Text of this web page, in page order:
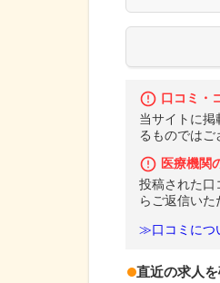
口コミ・
当サイトに掲
るものではご
医療機関
投稿された口
らご返信いた
≫口コミにつ
直近の求人